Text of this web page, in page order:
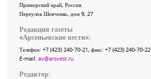
Приморский край, Россия
Переулок Шевченко, дом 9, 27
Редакция газеты
«Арсеньевские вести»:
Телефон: +7 (423) 240-70-21, факс: +7 (423) 240-70-22
E-mail: av@arsvest.ru
Редактор: